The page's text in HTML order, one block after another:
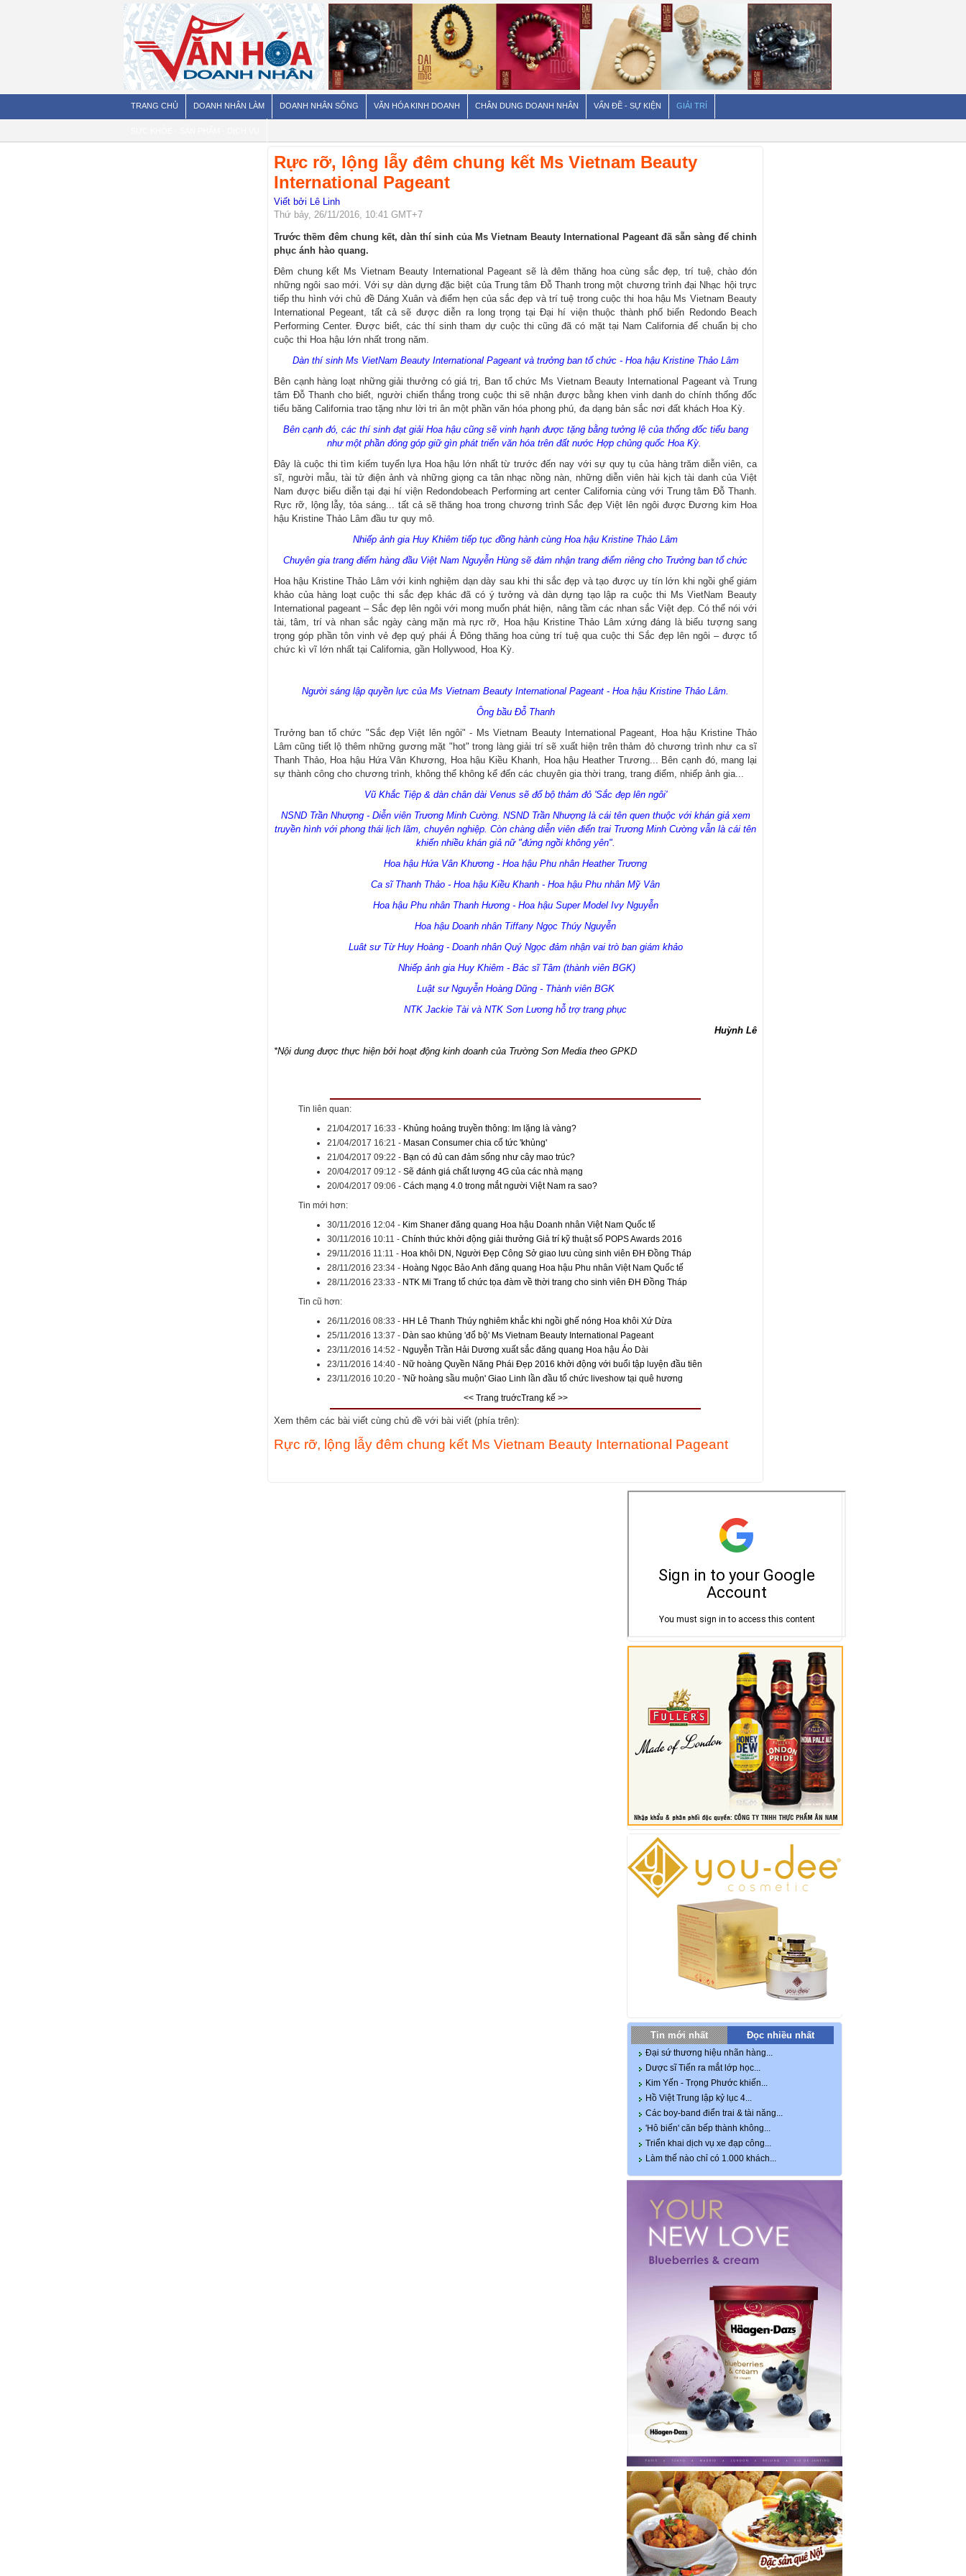
TRANG CHỦ DOANH NHÂN LÀM DOANH NHÂN SỐNG VĂN HÓA KINH DOANH CHÂN DUNG DOANH NHÂN VẤN ĐỀ - SỰ KIỆN GIẢI TRÍ
Rực rỡ, lộng lẫy đêm chung kết Ms Vietnam Beauty
International Pageant
Viết bởi Lê Linh
Thứ bảy, 26/11/2016, 10:41 GMT+7
Trước thềm đêm chung kết, dàn thí sinh của Ms Vietnam Beauty International Pageant đã sẵn sàng để chinh
phục ánh hào quang.
Đêm chung kết Ms Vietnam Beauty International Pageant sẽ là đêm thăng hoa cùng sắc đẹp, trí tuệ, chào đón
những ngôi sao mới. Với sự dàn dựng đặc biệt của Trung tâm Đỗ Thanh trong một chương trình đại Nhạc hội trực
tiếp thu hình với chủ đề Dáng Xuân và điểm hẹn của sắc đẹp và trí tuệ trong cuộc thi hoa hậu Ms Vietnam Beauty
International Pegeant, tất cả sẽ được diễn ra long trọng tại Đại hí viện thuộc thành phố biển Redondo Beach
Performing Center. Được biết, các thí sinh tham dự cuộc thi cũng đã có mặt tại Nam California để chuẩn bị cho
cuộc thi Hoa hậu lớn nhất trong năm.
Dàn thí sinh Ms VietNam Beauty International Pageant và trưởng ban tổ chức - Hoa hậu Kristine Thảo Lâm
Bên cạnh hàng loạt những giải thưởng có giá trị, Ban tổ chức Ms Vietnam Beauty International Pageant và Trung
tâm Đỗ Thanh cho biết, người chiến thắng trong cuộc thi sẽ nhận được bằng khen vinh danh do chính thống đốc
tiểu băng California trao tặng như lời tri ân một phần văn hóa phong phú, đa dạng bản sắc nơi đất khách Hoa Kỳ.
Bên cạnh đó, các thí sinh đạt giải Hoa hậu cũng sẽ vinh hạnh được tặng bằng tưởng lệ của thống đốc tiểu bang
như một phần đóng góp giữ gìn phát triển văn hóa trên đất nước Hợp chủng quốc Hoa Kỳ.
Đây là cuộc thi tìm kiếm tuyển lựa Hoa hậu lớn nhất từ trước đến nay với sự quy tụ của hàng trăm diễn viên, ca
sĩ, người mẫu, tài tử điện ảnh và những giọng ca tân nhạc nồng nàn, những diễn viên hài kịch tài danh của Việt
Nam được biểu diễn tại đại hí viện Redondobeach Performing art center California cùng với Trung tâm Đỗ Thanh.
Rực rỡ, lộng lẫy, tỏa sáng... tất cả sẽ thăng hoa trong chương trình Sắc đẹp Việt lên ngôi được Đương kim Hoa
hậu Kristine Thảo Lâm đầu tư quy mô.
Nhiếp ảnh gia Huy Khiêm tiếp tục đồng hành cùng Hoa hậu Kristine Thảo Lâm
Chuyên gia trang điểm hàng đầu Việt Nam Nguyễn Hùng sẽ đảm nhận trang điểm riêng cho Trưởng ban tổ chức
Hoa hậu Kristine Thảo Lâm với kinh nghiệm dạn dày sau khi thi sắc đẹp và tạo được uy tín lớn khi ngồi ghế giám
khảo của hàng loạt cuộc thi sắc đẹp khác đã có ý tưởng và dàn dựng tạo lập ra cuộc thi Ms VietNam Beauty
International pageant – Sắc đẹp lên ngôi với mong muốn phát hiện, nâng tầm các nhan sắc Việt đẹp. Có thể nói với
tài, tâm, trí và nhan sắc ngày càng mặn mà rực rỡ, Hoa hậu Kristine Thảo Lâm xứng đáng là biểu tượng sang
trọng góp phần tôn vinh vẻ đẹp quý phái Á Đông thăng hoa cùng trí tuệ qua cuộc thi Sắc đẹp lên ngôi – được tổ
chức kì vĩ lớn nhất tại California, gần Hollywood, Hoa Kỳ.
Người sáng lập quyền lực của Ms Vietnam Beauty International Pageant - Hoa hậu Kristine Thảo Lâm.
Ông bầu Đỗ Thanh
Trưởng ban tổ chức "Sắc đẹp Việt lên ngôi" - Ms Vietnam Beauty International Pageant, Hoa hậu Kristine Thảo
Lâm cũng tiết lộ thêm những gương mặt "hot" trong làng giải trí sẽ xuất hiện trên thảm đỏ chương trình như ca sĩ
Thanh Thảo, Hoa hậu Hứa Vân Khương, Hoa hậu Kiều Khanh, Hoa hậu Heather Trương... Bên cạnh đó, mang lại
sự thành công cho chương trình, không thể không kể đến các chuyên gia thời trang, trang điểm, nhiếp ảnh gia...
Vũ Khắc Tiệp & dàn chân dài Venus sẽ đổ bộ thảm đỏ 'Sắc đẹp lên ngôi'
NSND Trần Nhượng - Diễn viên Trương Minh Cường. NSND Trần Nhượng là cái tên quen thuộc với khán giả xem
truyền hình với phong thái lịch lãm, chuyên nghiệp. Còn chàng diễn viên điển trai Trương Minh Cường vẫn là cái tên
khiến nhiều khán giả nữ "đứng ngồi không yên".
Hoa hậu Hứa Vân Khương - Hoa hậu Phu nhân Heather Trương
Ca sĩ Thanh Thảo - Hoa hậu Kiều Khanh - Hoa hậu Phu nhân Mỹ Vân
Hoa hậu Phu nhân Thanh Hương - Hoa hậu Super Model Ivy Nguyễn
Hoa hậu Doanh nhân Tiffany Ngọc Thúy Nguyễn
Luât sư Từ Huy Hoàng - Doanh nhân Quý Ngọc đảm nhận vai trò ban giám khảo
Nhiếp ảnh gia Huy Khiêm - Bác sĩ Tâm (thành viên BGK)
Luật sư Nguyễn Hoàng Dũng - Thành viên BGK
NTK Jackie Tài và NTK Sơn Lương hỗ trợ trang phục
Huỳnh Lê
*Nội dung được thực hiện bởi hoạt động kinh doanh của Trường Sơn Media theo GPKD
Tin liên quan:
21/04/2017 16:33 - Khủng hoảng truyền thông: Im lặng là vàng?
21/04/2017 16:21 - Masan Consumer chia cổ tức 'khủng'
21/04/2017 09:22 - Bạn có đủ can đảm sống như cây mao trúc?
20/04/2017 09:12 - Sẽ đánh giá chất lượng 4G của các nhà mạng
20/04/2017 09:06 - Cách mạng 4.0 trong mắt người Việt Nam ra sao?
Tin mới hơn:
30/11/2016 12:04- Kim Shaner đăng quang Hoa hậu Doanh nhân Việt Nam Quốc tế
30/11/2016 10:11 - Chính thức khởi động giải thưởng Giả trí kỹ thuật số POPS Awards 2016
29/11/2016 11:11 - Hoa khôi DN, Người Đẹp Công Sở giao lưu cùng sinh viên ĐH Đồng Tháp
28/11/2016 23:34- Hoàng Ngọc Bảo Anh đăng quang Hoa hậu Phu nhân Việt Nam Quốc tế
28/11/2016 23:33 - NTK Mi Trang tổ chức tọa đàm về thời trang cho sinh viên ĐH Đồng Tháp
Tin cũ hơn:
26/11/2016 08:33 - HH Lê Thanh Thúy nghiêm khắc khi ngồi ghế nóng Hoa khôi Xứ Dừa
25/11/2016 13:37 - Dàn sao khủng 'đổ bộ' Ms Vietnam Beauty International Pageant
23/11/2016 14:52 - Nguyễn Trần Hải Dương xuất sắc đăng quang Hoa hậu Áo Dài
23/11/2016 14:40- Nữ hoàng Quyền Năng Phái Đẹp 2016 khởi động với buổi tập luyện đầu tiên
23/11/2016 10:20- 'Nữ hoàng sầu muộn' Giao Linh lần đầu tổ chức liveshow tại quê hương
<< Trang truớcTrang kế >>
Xem thêm các bài viết cùng chủ đề với bài viết (phía trên):
Rực rỡ, lộng lẫy đêm chung kết Ms Vietnam Beauty International Pageant
Tin mới nhất Đọc nhiều nhất
Đại sứ thương hiệu nhãn hàng...
Dược sĩ Tiến ra mắt lớp học...
Kim Yến - Trọng Phước khiến...
Hồ Việt Trung lập kỷ lục 4...
Các boy-band điển trai & tài năng...
'Hô biến' căn bếp thành không...
Triển khai dịch vụ xe đạp công...
Làm thế nào chỉ có 1.000 khách...